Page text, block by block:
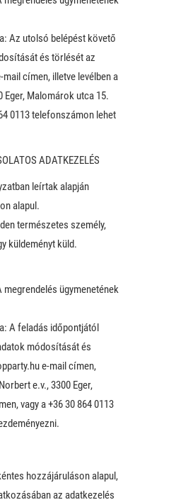
Az utolsó belépést követő
és törlését az
címen, illetve levélben a
Eger, Malomárok utca 15.
0113 telefonszámon lehet
ADATKEZELÉS
leírtak alapján
alapul.
természetes személy,
küldeményt küld.
ügymenetének
A feladás időpontjától
módosítását és
e-mail címen,
e.v., 3300 Eger,
vagy a +36 30 864 0113
hozzájáruláson alapul,
az adatkezelés